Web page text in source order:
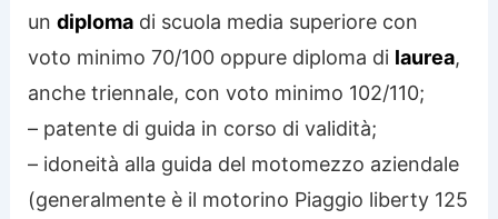
undiploma di scuola media superiore con
voto minimo 70/100 oppure diploma di laurea,
anche triennale, con voto minimo 102/110;
– patente di guida in corso di validità;
– idoneità alla guida del motomezzo aziendale
(generalmente è il motorino Piaggio liberty 125